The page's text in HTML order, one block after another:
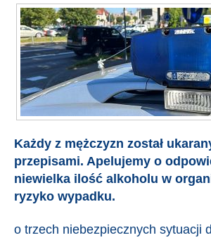
Każdy z mężczyzn został
przepisami. Apelujemy o
niewielka ilość alkoholu w
ryzyko wypadku.
o trzech niebezpiecznych sytuacji